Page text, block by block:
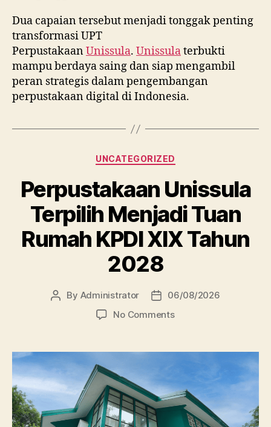
Dua capaian tersebut menjadi tonggak penting
transformasi UPT
PerpustakaanUnissula. Unissulaterbukti
mampu berdaya saing dan siap mengambil
peran strategis dalam pengembangan
perpustakaan digital di Indonesia.
Categories
UNCATEGORIZED
Perpustakaan Unissula
Terpilih Menjadi Tuan
Rumah KPDI XIX Tahun
2028
Post
By Administrator
Post
date
06/08/2026
No Commentson
Terpilih
Rumah
KPDI
XIX